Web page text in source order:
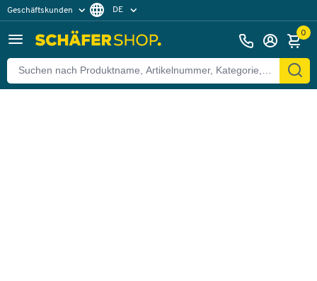
Geschäftskunden DE
0
Zurück